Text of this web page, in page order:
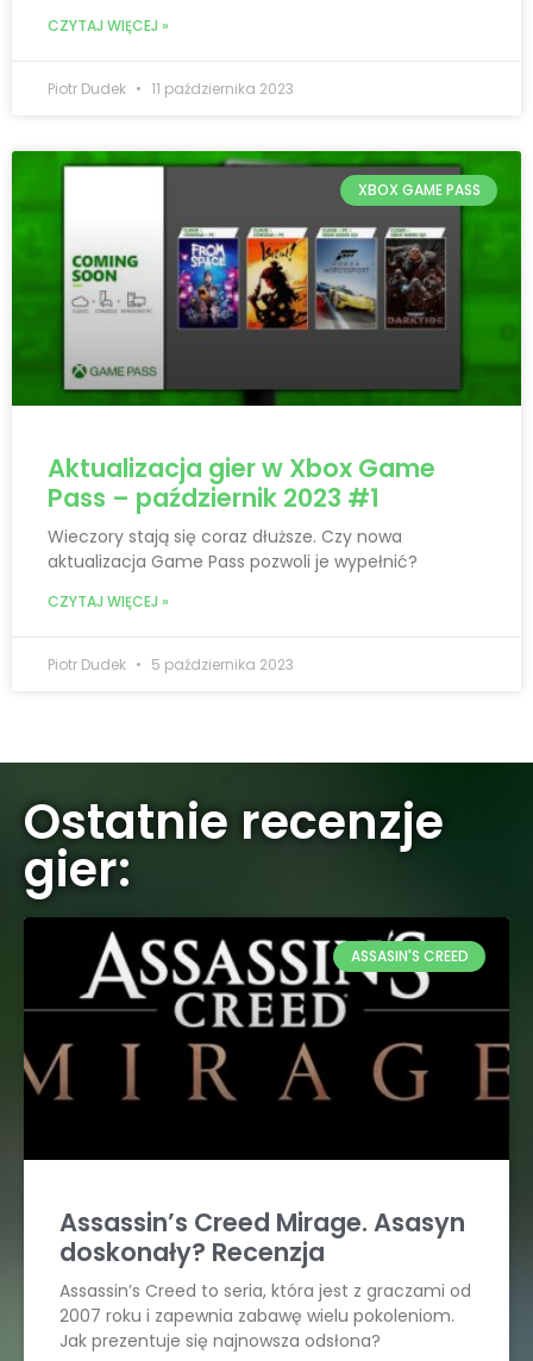
CZYTAJ WIĘCEJ »
Piotr Dudek 11 października 2023
XBOX GAME PASS
Aktualizacja gier w Xbox Game
Pass – październik 2023 #1
Wieczory stają się coraz dłuższe. Czy nowa
aktualizacja Game Pass pozwoli je wypełnić?
CZYTAJ WIĘCEJ »
Piotr Dudek 5 października 2023
Ostatnie recenzje
gier:
ASSASIN'S CREED
Assassin’s Creed Mirage. Asasyn
doskonały? Recenzja
Assassin’s Creed to seria, która jest z graczami od
2007 roku i zapewnia zabawę wielu pokoleniom.
Jak prezentuje się najnowsza odsłona?